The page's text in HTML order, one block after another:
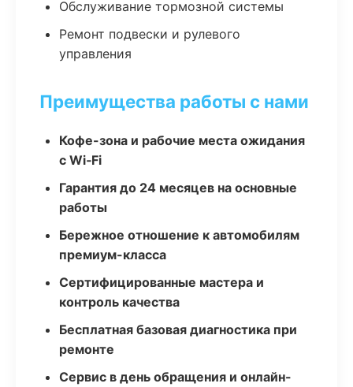
Обслуживание тормозной системы
Ремонт подвески и рулевого
управления
Преимущества работы с нами
Кофе-зона и рабочие места ожидания
с Wi‑Fi
Гарантия до 24 месяцев на основные
работы
Бережное отношение к автомобилям
премиум-класса
Сертифицированные мастера и
контроль качества
Бесплатная базовая диагностика при
ремонте
Сервис в день обращения и онлайн-